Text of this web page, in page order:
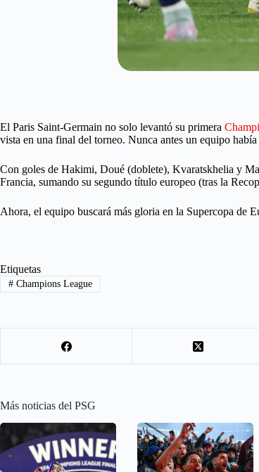
El Paris Saint-Germain no solo levantó su primera
vista en una final del torneo. Nunca antes un equipo
Con goles de Hakimi, Doué (doblete), Kvaratskhelia y
Francia, sumando su segundo título europeo (tras la
Ahora, el equipo buscará más gloria en la Supercopa de
Etiquetas
#Champions League
Más noticias del PSG